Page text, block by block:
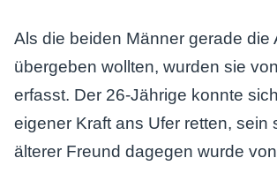
Als die beiden Männer gerade die
übergeben wollten, wurden sie
erfasst. Der 26-Jährige konnte
eigener Kraft ans Ufer retten, sein
älterer Freund dagegen wurde